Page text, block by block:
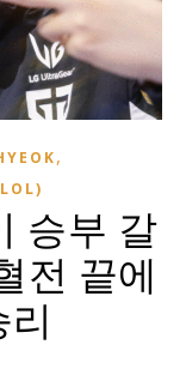
,
승부 갈
전 끝에